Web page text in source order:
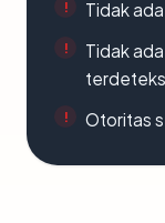
Tidak
Tidak
Otoritas